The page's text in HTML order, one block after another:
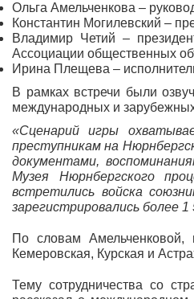
Ольга Амельченкова –
Константин Могилевский –
Владимир Четий –
Ассоциации общественных
Ирина Плещева –
В рамках встречи были
международных и
«Сценарий игры
преступникам на
документами,
Музея Нюрнбергского
встретились войска
зарегистрировались более 1
По словам Амельченковой,
Кемеровская, Курская и
Тему сотрудничества со